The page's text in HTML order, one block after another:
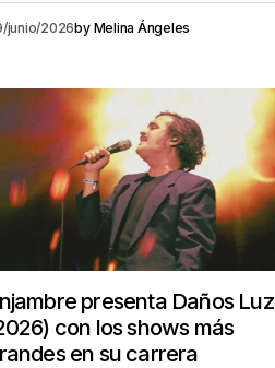
junio/2026by Melina Ángeles
presenta Daños Luz
con los shows más
en su carrera